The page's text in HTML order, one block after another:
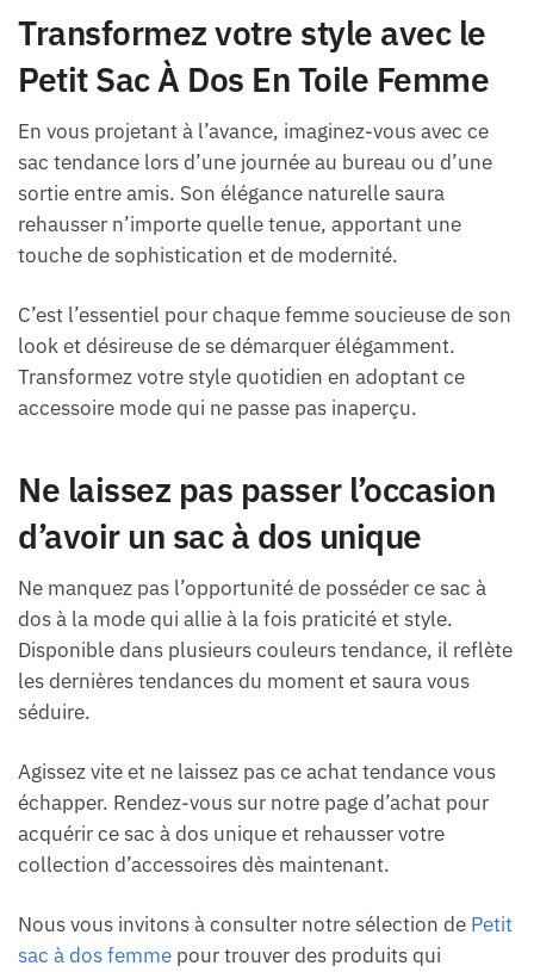
Transformez votre style avec le
Petit Sac À Dos En Toile Femme
En vous projetant à l’avance, imaginez-vous avec ce
sac tendance lors d’une journée au bureau ou d’une
sortie entre amis. Son élégance naturelle saura
rehausser n’importe quelle tenue, apportant une
touche de sophistication et de modernité.
C’est l’essentiel pour chaque femme soucieuse de son
look et désireuse de se démarquer élégamment.
Transformez votre style quotidien en adoptant ce
accessoire mode qui ne passe pas inaperçu.
Ne laissez pas passer l’occasion
d’avoir un sac à dos unique
Ne manquez pas l’opportunité de posséder ce sac à
dos à la mode qui allie à la fois praticité et style.
Disponible dans plusieurs couleurs tendance, il reflète
les dernières tendances du moment et saura vous
séduire.
Agissez vite et ne laissez pas ce achat tendance vous
échapper. Rendez-vous sur notre page d’achat pour
acquérir ce sac à dos unique et rehausser votre
collection d’accessoires dès maintenant.
Nous vous invitons à consulter notre sélection de Petit
sac à dos femme pour trouver des produits qui